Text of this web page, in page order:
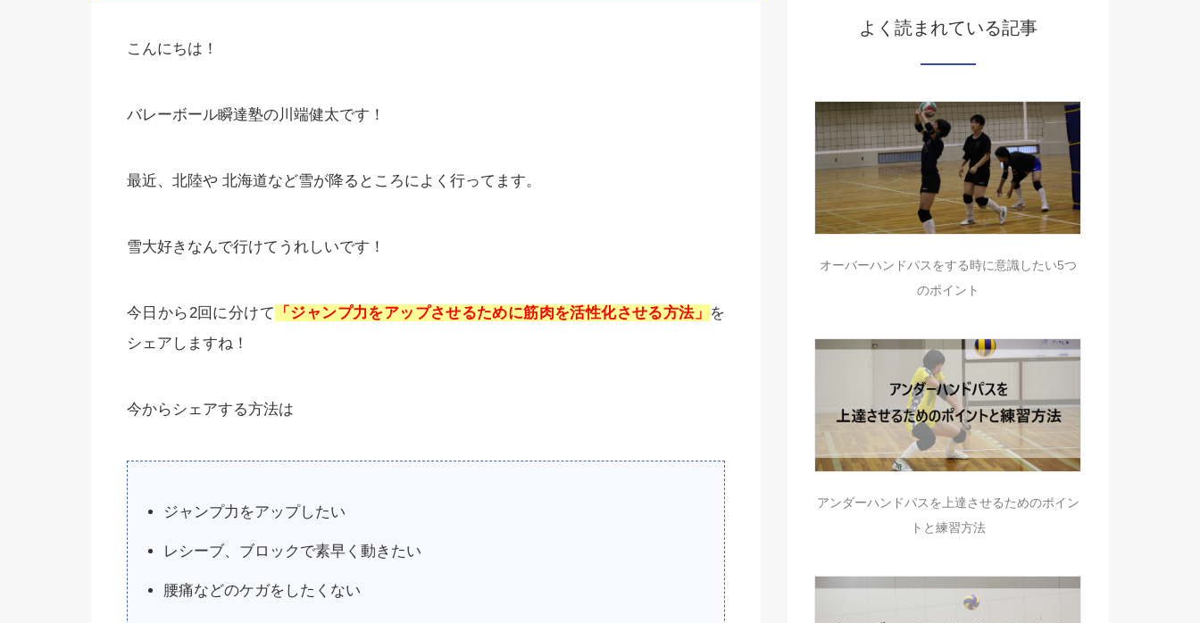
こんにちは！
バレーボール瞬達塾の川端健太です！
最近、北陸や 北海道など雪が降るところによく行ってます。
雪大好きなんで行けてうれしいです！
今日から2回に分けて 「ジャンプ力をアップさせるために筋肉を活性化させる方法」 を
シェアしますね！
今からシェアする方法は
ジャンプ力をアップしたい
レシーブ、ブロックで素早く動きたい
腰痛などのケガをしたくない
よく読まれている記事
オーバーハンドパスをする時に意識したい5つ
のポイント
アンダーハンドパスを上達させるためのポイン
トと練習方法